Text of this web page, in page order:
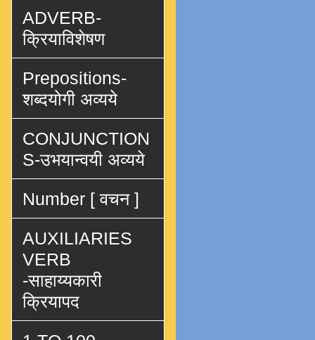
ADVERB-
क्रियाविशेषण
Prepositions-
शब्दयोगी अव्यये
CONJUNCTION
S-उभयान्वयी अव्यये
Number [ वचन ]
AUXILIARIES
VERB
-साहाय्यकारी
क्रियापद